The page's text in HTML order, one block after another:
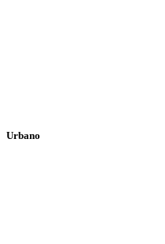
Urbano